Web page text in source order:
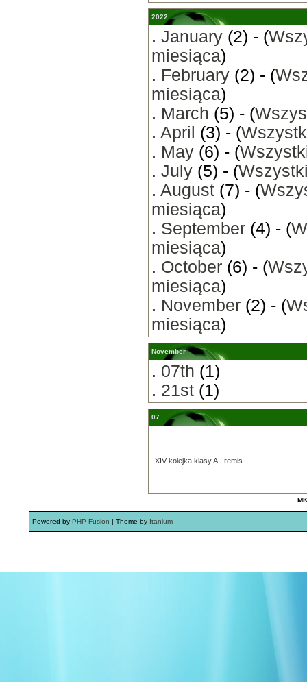
2022
. January (2) - (
miesiąca)
. February (2) - (
miesiąca)
. March (5) - (
. April (3) - (
. May (6) - (
. July (5) - (
. August (7) - (
miesiąca)
. September (4) - (
miesiąca)
. October (6) - (
miesiąca)
. November (2) - (
miesiąca)
November
. 07th (1)
. 21st (1)
07
XIV kolejka klasy A - remis.
Powered by PHP-Fusion | Theme by Itanium